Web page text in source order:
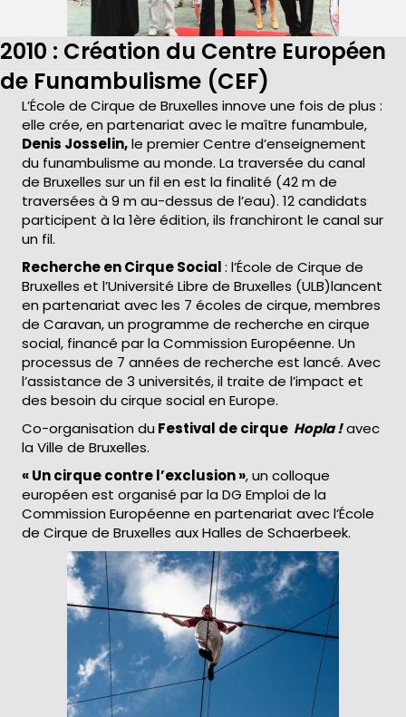
2010 : Création du Centre Européen
de Funambulisme (CEF)
L’École de Cirque de Bruxelles innove une fois de plus :
elle crée, en partenariat avec le maître funambule,
Denis Josselin,le premier Centre d’enseignement
du funambulisme au monde. La traversée du canal
de Bruxelles sur un fil en est la finalité (42 m de
traversées à 9 m au-dessus de l’eau). 12 candidats
participent à la 1ère édition, ils franchiront le canal sur
un fil.
Recherche en Cirque Social: l’École de Cirque de
Bruxelles et l’Université Libre de Bruxelles (ULB)lancent
en partenariat avec les 7 écoles de cirque, membres
de Caravan, un programme de recherche en cirque
social, financé par la Commission Européenne. Un
processus de 7 années de recherche est lancé. Avec
l’assistance de 3 universités, il traite de l’impact et
des besoin du cirque social en Europe.
Co-organisation du Festival de cirque Hopla !avec
la Ville de Bruxelles.
« Un cirque contre l’exclusion », un colloque
européen est organisé par la DG Emploi de la
Commission Européenne en partenariat avec l’École
de Cirque de Bruxelles aux Halles de Schaerbeek.